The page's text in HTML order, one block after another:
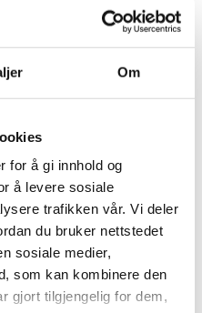
Om
for å gi innhold og
å levere sosiale
trafikken vår. Vi deler
du bruker nettstedet
sosiale medier,
som kan kombinere den
gjort tilgjengelig for dem,
mellom SAS-pilotene og
ramme passasjerene, og derfor
SAS-flygeres Forening, SAS-
SAS hadde vist vilje til å
en SAS-ledelse som mener at
uforutsigbar
Vi ser da dessverre
kampmidlene vi har til